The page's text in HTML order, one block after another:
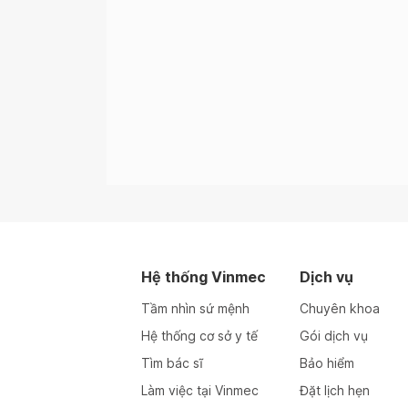
Hệ thống Vinmec
Tầm nhìn sứ mệnh
Hệ thống cơ sở y tế
Tìm bác sĩ
Làm việc tại Vinmec
Dịch vụ
Chuyên khoa
Gói dịch vụ
Bảo hiểm
Đặt lịch hẹn